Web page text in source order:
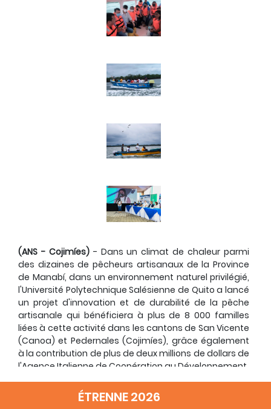
(ANS - Cojimíes)- Dans un climat de chaleur parmi
des dizaines de pêcheurs artisanaux de la Province
de Manabí, dans un environnement naturel privilégié,
l'Université Polytechnique Salésienne de Quito a lancé
un projet d'innovation et de durabilité de la pêche
artisanale qui bénéficiera à plus de 8 000 familles
liées à cette activité dans les cantons de San Vicente
(Canoa) et Pedernales (Cojimíes), grâce également
à la contribution de plus de deux millions de dollars de
l'Agence Italienne de Coopération au Développement.
L'événement s'est déroulé dans les étangs piscicoles
de Cojimíes et de nombreuses personnalités y ont
ÉTRENNE 2026